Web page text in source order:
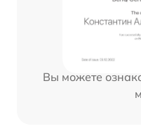
Вы можете